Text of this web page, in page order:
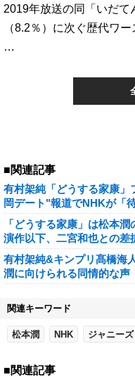
2019年放送の同「いだて
（8.2％）に次ぐ歴代ワ
…
■関連記事
有村架純「どうする家康
岡デート"報道でNHKが「
「どうする家康」は松本
演作以下、二宮和也との差
有村架純&キンプリ髙橋海
潤に向けられる同情的な声
関連キーワード
松本潤 NHK ジャニーズ
■関連記事